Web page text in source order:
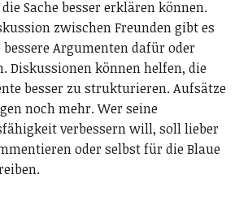
Sache besser erklären können.
zwischen Freunden gibt es
bessere Argumenten dafür oder
Diskussionen können helfen, die
besser zu strukturieren. Aufsätze
noch mehr. Wer seine
verbessern will, soll lieber
oder selbst für die Blaue